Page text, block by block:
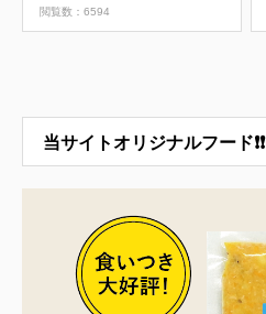
加熱を
閲覧数：6594
当サイトオリジナルフード❗❗